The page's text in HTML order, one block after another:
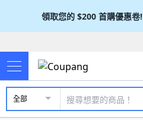
領取您的 $200 首購優惠卷!
全部